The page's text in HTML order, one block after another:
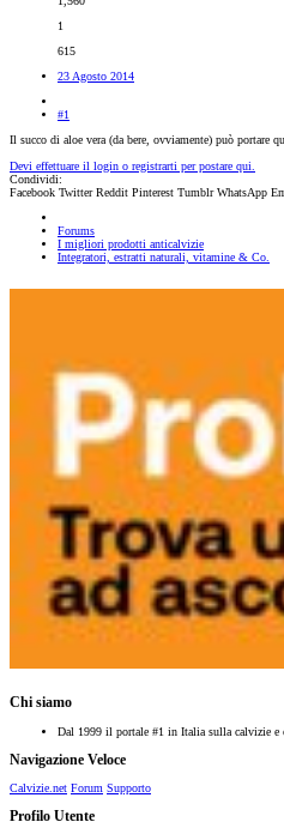
1
615
23 Agosto 2014
#1
Il succo di aloe vera (da bere, ovviamente) può portare
Devi effettuare il login o registrarti per postare qui.
Condividi:
Facebook Twitter Reddit Pinterest Tumblr WhatsApp
Forums
I migliori prodotti anticalvizie
Integratori, estratti naturali, vitamine & Co.
Chi siamo
Dal 1999 il portale #1 in Italia sulla calvizie e
Navigazione Veloce
Calvizie.net Forum Supporto
Profilo Utente